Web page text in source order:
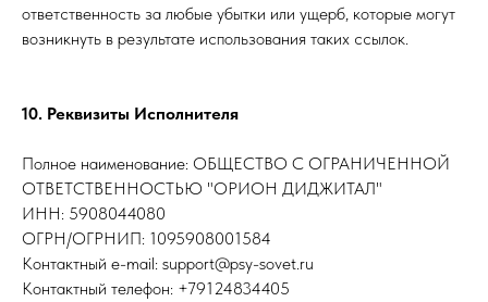
ответственность за любые убытки или ущерб, которые могут
возникнуть в результате использования таких ссылок.
10. Реквизиты Исполнителя
Полное наименование: ОБЩЕСТВО С ОГРАНИЧЕННОЙ
ОТВЕТСТВЕННОСТЬЮ "ОРИОН ДИДЖИТАЛ"
ИНН: 5908044080
ОГРН/ОГРНИП: 1095908001584
Контактный e-mail: support@psy-sovet.ru
Контактный телефон: +79124834405